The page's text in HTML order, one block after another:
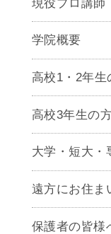
現役プロ講師
学院概要
高校1・2年生
高校3年生の
大学・短大・
遠方にお住ま
保護者の皆様